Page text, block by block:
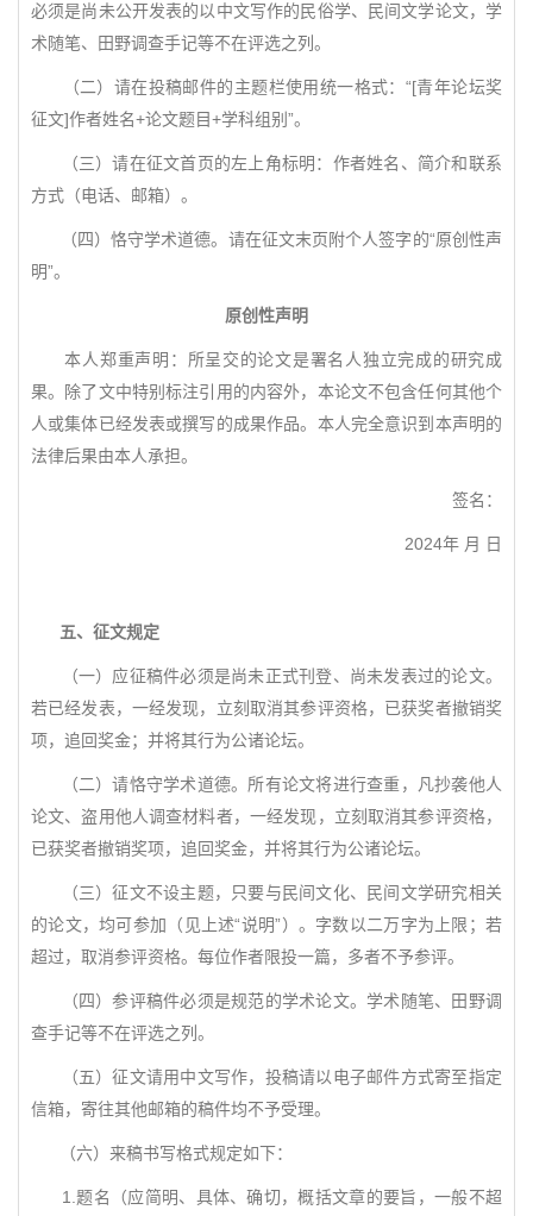
必须是尚未公开发表的以中文写作的民俗学、民间文学论文，学
术随笔、田野调查手记等不在评选之列。
（二）请在投稿邮件的主题栏使用统一格式：“[青年论坛奖
征文]作者姓名+论文题目+学科组别”。
（三）请在征文首页的左上角标明：作者姓名、简介和联系
方式（电话、邮箱）。
（四）恪守学术道德。请在征文末页附个人签字的“原创性声
明”。
原创性声明
本人郑重声明：所呈交的论文是署名人独立完成的研究成
果。除了文中特别标注引用的内容外，本论文不包含任何其他个
人或集体已经发表或撰写的成果作品。本人完全意识到本声明的
法律后果由本人承担。
签名：
2024年 月 日
五、征文规定
（一）应征稿件必须是尚未正式刊登、尚未发表过的论文。
若已经发表，一经发现，立刻取消其参评资格，已获奖者撤销奖
项，追回奖金；并将其行为公诸论坛。
（二）请恪守学术道德。所有论文将进行查重，凡抄袭他人
论文、盗用他人调查材料者，一经发现，立刻取消其参评资格，
已获奖者撤销奖项，追回奖金，并将其行为公诸论坛。
（三）征文不设主题，只要与民间文化、民间文学研究相关
的论文，均可参加（见上述“说明”）。字数以二万字为上限；若
超过，取消参评资格。每位作者限投一篇，多者不予参评。
（四）参评稿件必须是规范的学术论文。学术随笔、田野调
查手记等不在评选之列。
（五）征文请用中文写作，投稿请以电子邮件方式寄至指定
信箱，寄往其他邮箱的稿件均不予受理。
（六）来稿书写格式规定如下：
1.题名（应简明、具体、确切，概括文章的要旨，一般不超